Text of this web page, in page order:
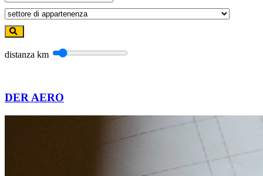
distanza km
DER AERO